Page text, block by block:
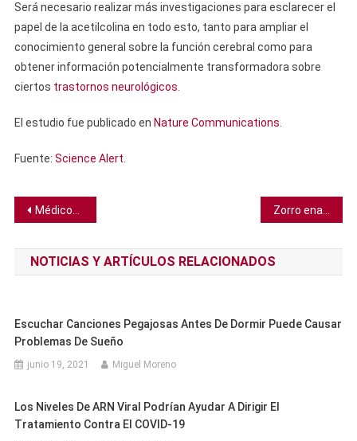
Será necesario realizar más investigaciones para esclarecer el
papel de la acetilcolina en todo esto, tanto para ampliar el
conocimiento general sobre la función cerebral como para
obtener información potencialmente transformadora sobre
ciertos trastornos neurológicos
El estudio fue publicado en Nature Communications
Fuente: Science Alert
Navegación
de
entradas
Médicos encuentran una forma de hacer del sueño durante la anestesia algo más común
NOTICIAS Y ARTÍCULOS RELACIONADOS
Escuchar Canciones Pegajosas Antes De Dormir Puede Causar
Problemas De Sueño
junio 19, 2021 Miguel Moreno
Los Niveles De ARN Viral Podrían Ayudar A Dirigir El
Tratamiento Contra El COVID-19